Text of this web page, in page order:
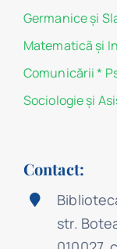
Germanice şi
Matematicã și
Comunicării *
Sociologie şi
Contact:
str.